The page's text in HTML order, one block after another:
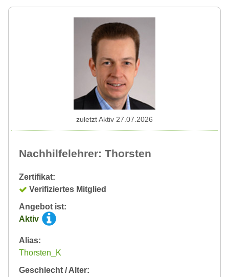
Nachhilfelehrer: Thorsten
Zertifikat:
Verifiziertes Mitglied
Angebot ist:
Aktiv
Alias:
Thorsten_K
Geschlecht / Alter:
zuletzt Aktiv 27.07.2026